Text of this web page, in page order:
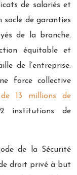
de salariés et
de garanties
de la branche.
équitable et
de l’entreprise.
force collective
13 millions de
institutions de
de la Sécurité
droit privé à but